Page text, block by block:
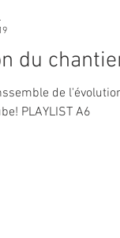
du
de
PLAYLIST A6